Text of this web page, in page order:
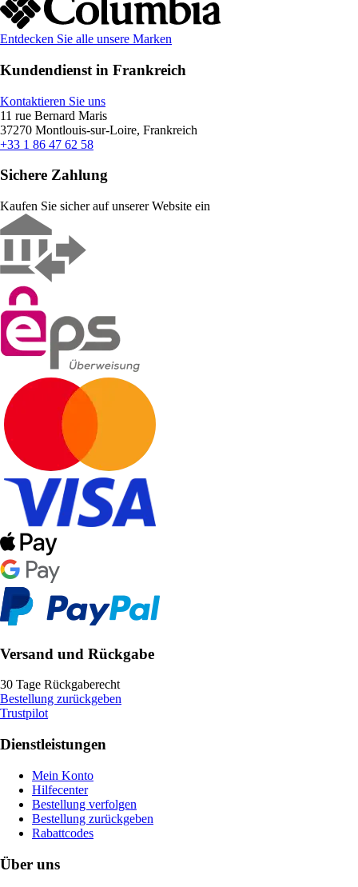
Entdecken Sie alle unsere Marken
Kundendienst in Frankreich
Kontaktieren Sie uns
11 rue Bernard Maris
37270 Montlouis-sur-Loire, Frankreich
+33 1 86 47 62 58
Sichere Zahlung
Kaufen Sie sicher auf unserer Website ein
Versand und Rückgabe
30 Tage Rückgaberecht
Bestellung zurückgeben
Trustpilot
Dienstleistungen
Mein Konto
Hilfecenter
Bestellung verfolgen
Bestellung zurückgeben
Rabattcodes
Über uns